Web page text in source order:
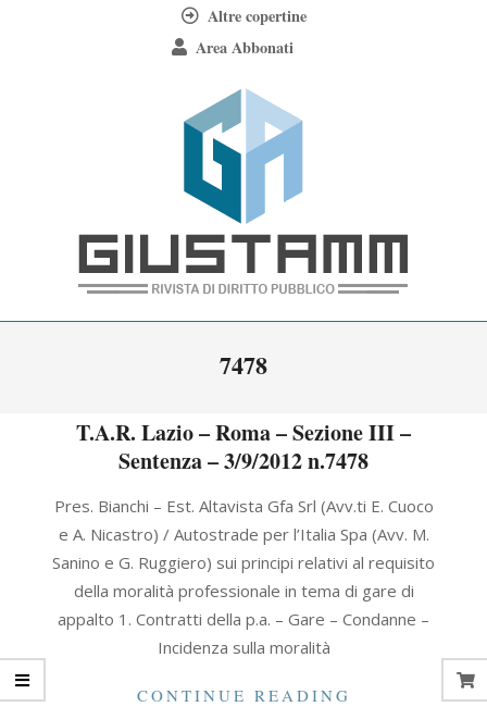
Altre copertine
Area Abbonati
Giustamm
7478
T.A.R. Lazio – Roma – Sezione III –
Sentenza – 3/9/2012 n.7478
09-
03
Pres. Bianchi – Est. Altavista Gfa Srl (Avv.ti E. Cuoco
e A. Nicastro) / Autostrade per l’Italia Spa (Avv. M.
Sanino e G. Ruggiero) sui principi relativi al requisito
della moralità professionale in tema di gare di
appalto 1. Contratti della p.a. – Gare – Condanne –
Incidenza sulla moralità
CONTINUE READING